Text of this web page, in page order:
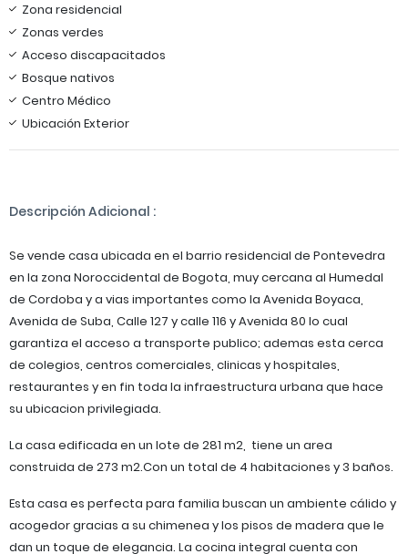
Zona residencial
Zonas verdes
Acceso discapacitados
Bosque nativos
Centro Médico
Ubicación Exterior
Descripción Adicional :
Se vende casa ubicada en el barrio residencial de Pontevedra
en la zona Noroccidental de Bogota, muy cercana al Humedal
de Cordoba y a vias importantes como la Avenida Boyaca,
Avenida de Suba, Calle 127 y calle 116 y Avenida 80 lo cual
garantiza el acceso a transporte publico; ademas esta cerca
de colegios, centros comerciales, clinicas y hospitales,
restaurantes y en fin toda la infraestructura urbana que hace
su ubicacion privilegiada.
La casa edificada en un lote de 281 m2, tiene un area
construida de 273 m2.Con un total de 4 habitaciones y 3 baños.
Esta casa es perfecta para familia buscan un ambiente cálido y
acogedor gracias a su chimenea y los pisos de madera que le
dan un toque de elegancia. La cocina integral cuenta con